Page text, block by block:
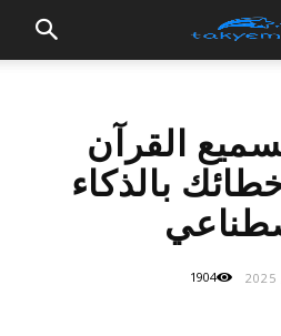
القرآن
بالذكاء
1904